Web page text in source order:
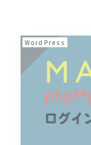
WordPress